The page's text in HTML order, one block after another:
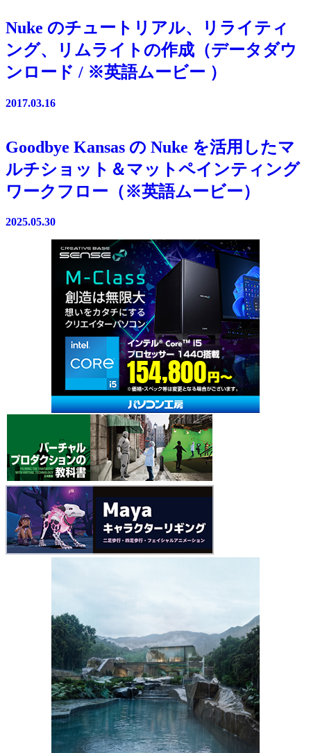
Nuke のチュートリアル、リライティ
ング、リムライトの作成（データダウ
ンロード / ※英語ムービー ）
2017.03.16
Goodbye Kansas の Nuke を活用したマ
ルチショット＆マットペインティング
ワークフロー（※英語ムービー）
2025.05.30